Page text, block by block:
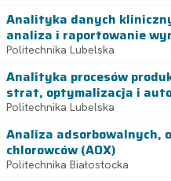
Analityka danych
analiza i raportowanie
Politechnika Lubelska
Analityka procesów
strat, optymalizacja i
Politechnika Lubelska
Analiza adsorbowalnych,
chlorowców (AOX)
Politechnika Białostocka